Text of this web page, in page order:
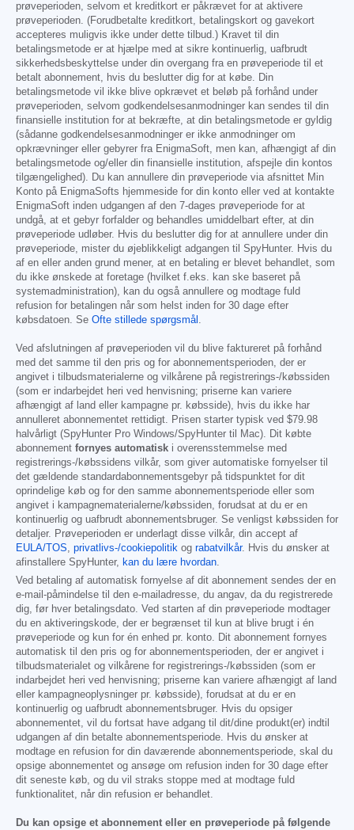
prøveperioden, selvom et kreditkort er påkrævet for at aktivere
prøveperioden. (Forudbetalte kreditkort, betalingskort og gavekort
accepteres muligvis ikke under dette tilbud.) Kravet til din
betalingsmetode er at hjælpe med at sikre kontinuerlig, uafbrudt
sikkerhedsbeskyttelse under din overgang fra en prøveperiode til et
betalt abonnement, hvis du beslutter dig for at købe. Din
betalingsmetode vil ikke blive opkrævet et beløb på forhånd under
prøveperioden, selvom godkendelsesanmodninger kan sendes til din
finansielle institution for at bekræfte, at din betalingsmetode er gyldig
(sådanne godkendelsesanmodninger er ikke anmodninger om
opkrævninger eller gebyrer fra EnigmaSoft, men kan, afhængigt af din
betalingsmetode og/eller din finansielle institution, afspejle din kontos
tilgængelighed). Du kan annullere din prøveperiode via afsnittet Min
Konto på EnigmaSofts hjemmeside for din konto eller ved at kontakte
EnigmaSoft inden udgangen af den 7-dages prøveperiode for at
undgå, at et gebyr forfalder og behandles umiddelbart efter, at din
prøveperiode udløber. Hvis du beslutter dig for at annullere under din
prøveperiode, mister du øjeblikkeligt adgangen til SpyHunter. Hvis du
af en eller anden grund mener, at en betaling er blevet behandlet, som
du ikke ønskede at foretage (hvilket f.eks. kan ske baseret på
systemadministration), kan du også annullere og modtage fuld
refusion for betalingen når som helst inden for 30 dage efter
købsdatoen. Se Ofte stillede spørgsmål .
Ved afslutningen af prøveperioden vil du blive faktureret på forhånd
med det samme til den pris og for abonnementsperioden, der er
angivet i tilbudsmaterialerne og vilkårene på registrerings-/købssiden
(som er indarbejdet heri ved henvisning; priserne kan variere
afhængigt af land eller kampagne pr. købsside), hvis du ikke har
annulleret abonnementet rettidigt. Prisen starter typisk ved $79.98
halvårligt (SpyHunter Pro Windows/SpyHunter til Mac). Dit købte
abonnement fornyes automatisk i overensstemmelse med
registrerings-/købssidens vilkår, som giver automatiske fornyelser til
det gældende standardabonnementsgebyr på tidspunktet for dit
oprindelige køb og for den samme abonnementsperiode eller som
angivet i kampagnematerialerne/købssiden, forudsat at du er en
kontinuerlig og uafbrudt abonnementsbruger. Se venligst købssiden for
detaljer. Prøveperioden er underlagt disse vilkår, din accept af
EULA/TOS, privatlivs-/cookiepolitik og rabatvilkår. Hvis du ønsker at
afinstallere SpyHunter, kan du lære hvordan.
Ved betaling af automatisk fornyelse af dit abonnement sendes der en
e-mail-påmindelse til den e-mailadresse, du angav, da du registrerede
dig, før hver betalingsdato. Ved starten af din prøveperiode modtager
du en aktiveringskode, der er begrænset til kun at blive brugt i én
prøveperiode og kun for én enhed pr. konto. Dit abonnement fornyes
automatisk til den pris og for abonnementsperioden, der er angivet i
tilbudsmaterialet og vilkårene for registrerings-/købssiden (som er
indarbejdet heri ved henvisning; priserne kan variere afhængigt af land
eller kampagneoplysninger pr. købsside), forudsat at du er en
kontinuerlig og uafbrudt abonnementsbruger. Hvis du opsiger
abonnementet, vil du fortsat have adgang til dit/dine produkt(er) indtil
udgangen af din betalte abonnementsperiode. Hvis du ønsker at
modtage en refusion for din daværende abonnementsperiode, skal du
opsige abonnementet og ansøge om refusion inden for 30 dage efter
dit seneste køb, og du vil straks stoppe med at modtage fuld
funktionalitet, når din refusion er behandlet.
Du kan opsige et abonnement eller en prøveperiode på følgende